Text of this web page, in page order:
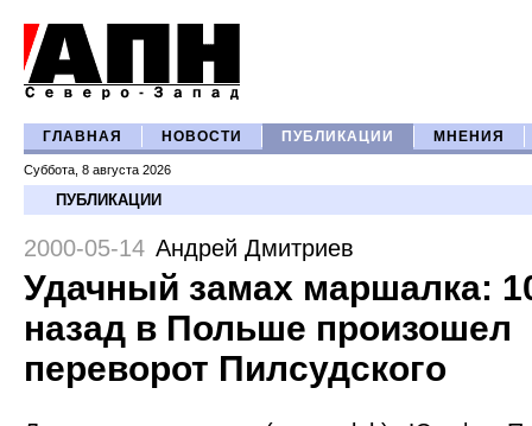
ГЛАВНАЯ НОВОСТИ ПУБЛИКАЦИИ МНЕНИЯ
Суббота, 8 августа 2026
ПУБЛИКАЦИИ
2000-05-14 Андрей Дмитриев
Удачный замах маршалка:
назад в Польше произошел
переворот Пилсудского